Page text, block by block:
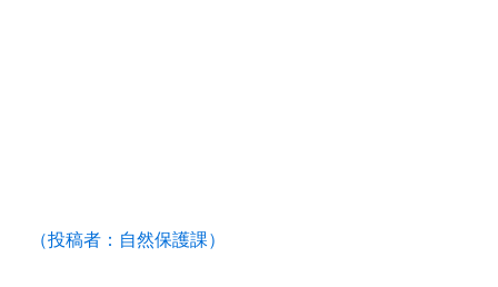
（投稿者：自然保護課）